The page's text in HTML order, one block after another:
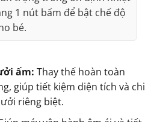
1 nút bấm để bật chế độ
bé.
ấm: Thay thế hoàn toàn
giúp tiết kiệm diện tích và chi
riêng biệt.